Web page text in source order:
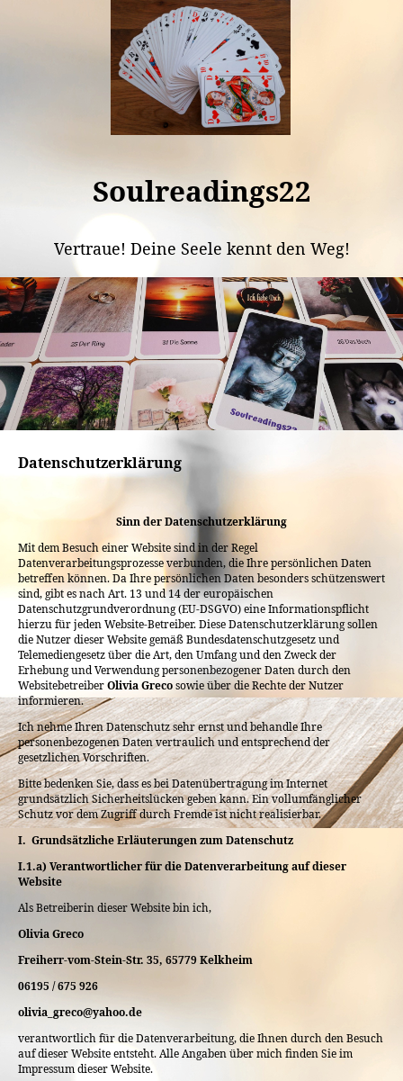
Soulreadings22
Vertraue! Deine Seele kennt den Weg!
Datenschutzerklärung
Sinn der Datenschutzerklärung
Mit dem Besuch einer Website sind in der Regel
Datenverarbeitungsprozesse verbunden, die Ihre persönlichen Daten
betreffen können. Da Ihre persönlichen Daten besonders schützenswert
sind, gibt es nach Art. 13 und 14 der europäischen
Datenschutzgrundverordnung (EU-DSGVO) eine Informationspflicht
hierzu für jeden Website-Betreiber. Diese Datenschutzerklärung sollen
die Nutzer dieser Website gemäß Bundesdatenschutzgesetz und
Telemediengesetz über die Art, den Umfang und den Zweck der
Erhebung und Verwendung personenbezogener Daten durch den
WebsitebetreiberOlivia Grecosowie über die Rechte der Nutzer
informieren.
Ich nehme Ihren Datenschutz sehr ernst und behandle Ihre
personenbezogenen Daten vertraulich und entsprechend der
gesetzlichen Vorschriften.
Bitte bedenken Sie, dass es bei Datenübertragung im Internet
grundsätzlich Sicherheitslücken geben kann. Ein vollumfänglicher
Schutz vor dem Zugriff durch Fremde ist nicht realisierbar.
I. Grundsätzliche Erläuterungen zum Datenschutz
I.1.a) Verantwortlicher für die Datenverarbeitung auf dieser
Website
Als Betreiberin dieser Website bin ich,
Olivia Greco
Freiherr-vom-Stein-Str. 35, 65779 Kelkheim
06195 / 675 926
olivia_greco@yahoo.de
verantwortlich für die Datenverarbeitung, die Ihnen durch den Besuch
auf dieser Website entsteht. Alle Angaben über mich finden Sie im
Impressum dieser Website.